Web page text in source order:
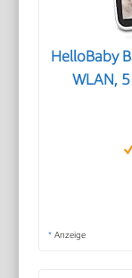
HelloBaby
WLAN,
* Anzeige